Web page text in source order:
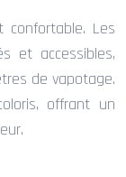
confortable. Les
et accessibles,
de vapotage.
offrant un